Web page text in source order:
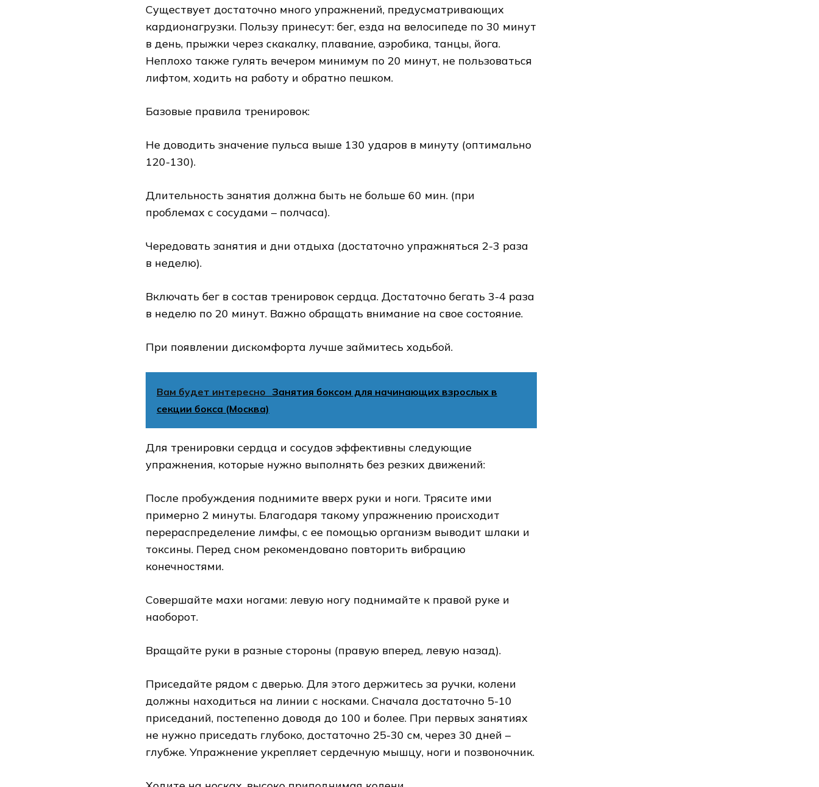
Существует достаточно много упражнений, предусматривающих
кардионагрузки. Пользу принесут: бег, езда на велосипеде по 30 минут
в день, прыжки через скакалку, плавание, аэробика, танцы, йога.
Неплохо также гулять вечером минимум по 20 минут, не пользоваться
лифтом, ходить на работу и обратно пешком.
Базовые правила тренировок:
Не доводить значение пульса выше 130 ударов в минуту (оптимально
120-130).
Длительность занятия должна быть не больше 60 мин. (при
проблемах с сосудами – полчаса).
Чередовать занятия и дни отдыха (достаточно упражняться 2-3 раза
в неделю).
Включать бег в состав тренировок сердца. Достаточно бегать 3-4 раза
в неделю по 20 минут. Важно обращать внимание на свое состояние.
При появлении дискомфорта лучше займитесь ходьбой.
Вам будет интересно Занятия боксом для начинающих взрослых в
секции бокса (Москва)
Для тренировки сердца и сосудов эффективны следующие
упражнения, которые нужно выполнять без резких движений:
После пробуждения поднимите вверх руки и ноги. Трясите ими
примерно 2 минуты. Благодаря такому упражнению происходит
перераспределение лимфы, с ее помощью организм выводит шлаки и
токсины. Перед сном рекомендовано повторить вибрацию
конечностями.
Совершайте махи ногами: левую ногу поднимайте к правой руке и
наоборот.
Вращайте руки в разные стороны (правую вперед, левую назад).
Приседайте рядом с дверью. Для этого держитесь за ручки, колени
должны находиться на линии с носками. Сначала достаточно 5-10
приседаний, постепенно доводя до 100 и более. При первых занятиях
не нужно приседать глубоко, достаточно 25-30 см, через 30 дней –
глубже. Упражнение укрепляет сердечную мышцу, ноги и позвоночник.